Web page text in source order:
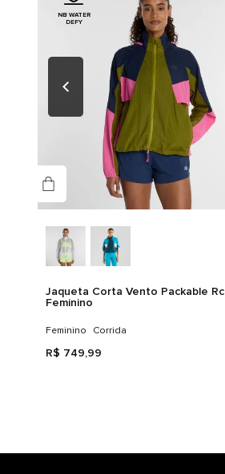
NB WATER
DEFY
Jaqueta Corta Vento Packable Rc
Feminino
Feminino Corrida
R$ 749,99